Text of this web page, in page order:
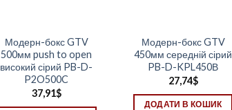
Модерн-бокс GTV
500мм push to open
високий сірий PB-D-
P2O500C
37,91$
Модерн-бокс GTV
450мм середній сірий
PB-D-KPL450В
27,74$
ДОДАТИ В КОШИК